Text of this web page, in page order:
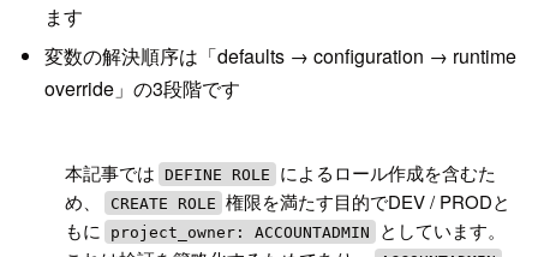
ます
変数の解決順序は「defaults → configuration → runtime
override」の3段階です
本記事では DEFINE ROLE
によるロール作成を含むた
め、
CREATE ROLE 権限を満たす目的でDEV / PRODと
もに
project_owner: ACCOUNTADMIN
としています。